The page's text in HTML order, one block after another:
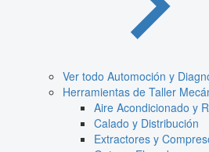
Ver todo Automoción y
Herramientas de Taller
Aire Acondicionado y
Calado y Distribución
Extractores y